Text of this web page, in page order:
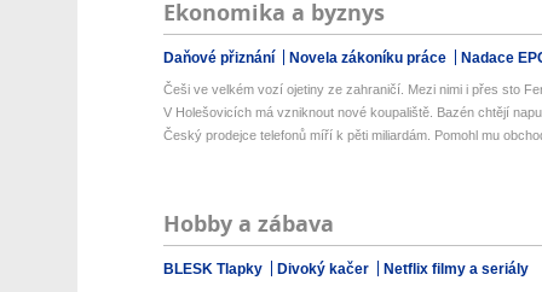
Ekonomika a byznys
Daňové přiznání Novela zákoníku práce Nadace
Češi ve velkém vozí ojetiny ze zahraničí. Mezi nimi i přes sto
V Holešovicích má vzniknout nové koupaliště. Bazén chtějí
Český prodejce telefonů míří k pěti miliardám. Pomohl mu
Hobby a zábava
BLESK Tlapky Divoký kačer Netflix filmy a seriály